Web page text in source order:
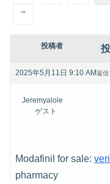
→
投稿者
2025年5月11日 9:10 AM返信
Jeremyalole
ゲスト
Modafinil for sale:
pharmacy